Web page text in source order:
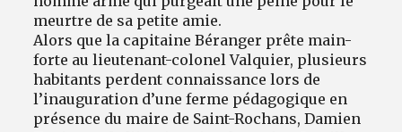
meurtre de sa petite amie.
Alors que la capitaine Béranger prête main-
forte au lieutenant-colonel Valquier, plusieurs
habitants perdent connaissance lors de
l’inauguration d’une ferme pédagogique en
présence du maire de Saint-Rochans, Damien